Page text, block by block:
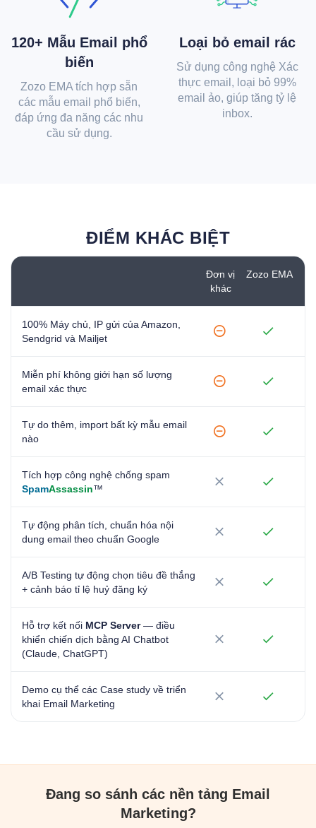
120+ Mẫu Email phổ
biến
Zozo EMA tích hợp sẵn
các mẫu email phổ biến,
đáp ứng đa năng các nhu
cầu sử dụng.
Loại bỏ email rác
Sử dụng công nghệ Xác
thực email, loại bỏ 99%
email ảo, giúp tăng tỷ lệ
inbox.
ĐIỂM KHÁC BIỆT
Đơn vị
khác
Zozo EMA
100% Máy chủ, IP gửi của Amazon,
Sendgrid và Mailjet
Miễn phí không giới hạn số lượng
email xác thực
Tự do thêm, import bất kỳ mẫu email
nào
Tích hợp công nghệ chống spam
SpamAssassin™
Tự động phân tích, chuẩn hóa nội
dung email theo chuẩn Google
A/B Testing tự động chọn tiêu đề thắng
+ cảnh báo tỉ lệ huỷ đăng ký
Hỗ trợ kết nối MCP Server— điều
khiển chiến dịch bằng AI Chatbot
(Claude, ChatGPT)
Demo cụ thể các Case study về triển
khai Email Marketing
Đang so sánh các nền tảng Email
Marketing?